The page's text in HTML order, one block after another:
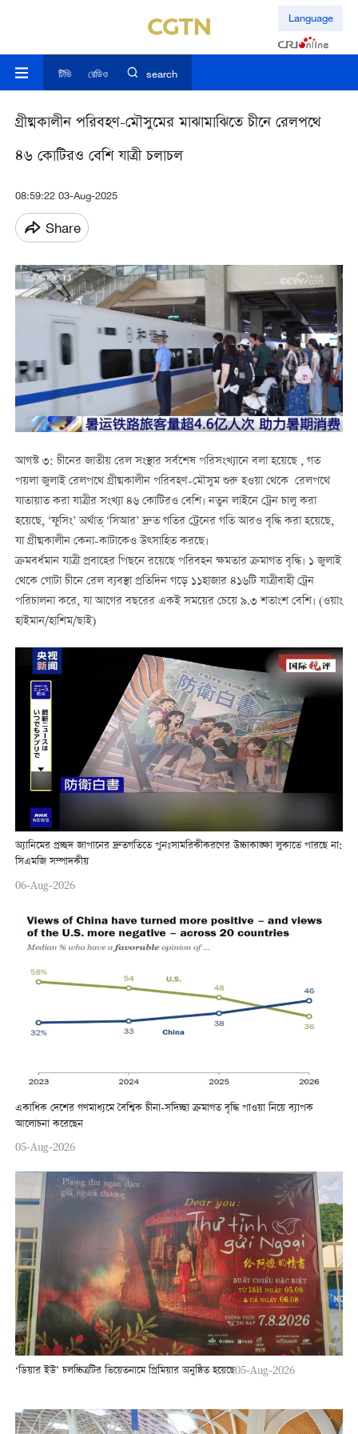
Language
টিভি রেডিও search
গ্রীষ্মকালীন পরিবহণ-মৌসুমের মাঝামাঝিতে চীনে রেলপথে
৪৬ কোটিরও বেশি যাত্রী চলাচল
08:59:22 03-Aug-2025
Share
আগস্ট ৩: চীনের জাতীয় রেল সংস্থার সর্বশেষ পরিসংখ্যানে বলা হয়েছে , গত
পয়লা জুলাই রেলপথে গ্রীষ্মকালীন পরিবহণ-মৌসুম শুরু হওয়া থেকে রেলপথে
যাতায়াত করা যাত্রীর সংখ্যা ৪৬ কোটিরও বেশি। নতুন লাইনে ট্রেন চালু করা
হয়েছে, ‘ফুসিং’ অর্থাত্ ‘সিআর’ দ্রুত গতির ট্রেনের গতি আরও বৃদ্ধি করা হয়েছে,
যা গ্রীষ্মকালীন কেনা-কাটাকেও উত্সাহিত করছে।
ক্রমবর্ধমান যাত্রী প্রবাহের পিছনে রয়েছে পরিবহন ক্ষমতার ক্রমাগত বৃদ্ধি। ১ জুলাই
থেকে গোটা চীনে রেল ব্যবস্থা প্রতিদিন গড়ে ১১হাজার ৪১৬টি যাত্রীবাহী ট্রেন
পরিচালনা করে, যা আগের বছরের একই সময়ের চেয়ে ৯.৩ শতাংশ বেশি। (ওয়াং
হাইমান/হাশিম/ছাই)
অ্যানিমের প্রচ্ছদ জাপানের দ্রুতগতিতে পুনঃসামরিকীকরণের উচ্চাকাঙ্ক্ষা লুকাতে পারছে না:
সিএমজি সম্পাদকীয়
06-Aug-2026
একাধিক দেশের গণমাধ্যমে বৈশ্বিক চীনা-সদিচ্ছা ক্রমাগত বৃদ্ধি পাওয়া নিয়ে ব্যাপক
আলোচনা করেছেন
05-Aug-2026
‘ডিয়ার ইউ’ চলচ্চিত্রটির ভিয়েতনামে প্রিমিয়ার অনুষ্ঠিত হয়েছে05-Aug-2026